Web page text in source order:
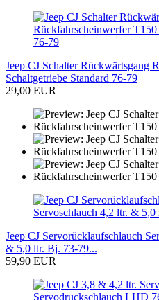
Jeep CJ Schalter Rückwärtsgang
Schaltgetriebe Standard 76-79
29,00 EUR
Jeep CJ Servorücklaufschlauch
& 5,0 ltr. Bj. 73-79...
59,90 EUR